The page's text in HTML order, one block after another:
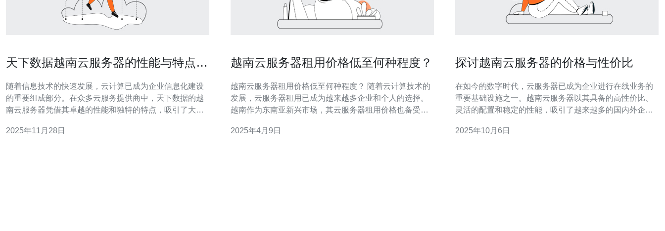
天下数据越南云服务器的性能与特点分
随着信息技术的快速发展，云计算已成为企业信息化建设
的重要组成部分。在众多云服务提供商中，天下数据的越
南云服务器凭借其卓越的性能和独特的特点，吸引了大量
分析，帮助用户更好地了解其优势，进而做出明智的购买
2025年11月28日
越南云服务器租用价格低至何种程度？
越南云服务器租用价格低至何种程度？ 随着云计算技术的
发展，云服务器租用已成为越来越多企业和个人的选择。
越南作为东南亚新兴市场，其云服务器租用价格也备受关
越南的云服务器市场近年来发展迅速，吸引了众多国内外
2025年4月9日
探讨越南云服务器的价格与性价比
在如今的数字时代，云服务器已成为企业进行在线业务的
重要基础设施之一。越南云服务器以其具备的高性价比、
灵活的配置和稳定的性能，吸引了越来越多的国内外企
以及如何选择最适合的服务商，为企业在云计算的选择上
2025年10月6日